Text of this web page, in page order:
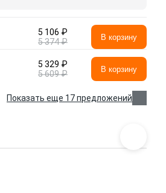
5 106 ₽
5 374 ₽
В корзину
5 329 ₽
5 609 ₽
В корзину
Показать еще 17 предложений